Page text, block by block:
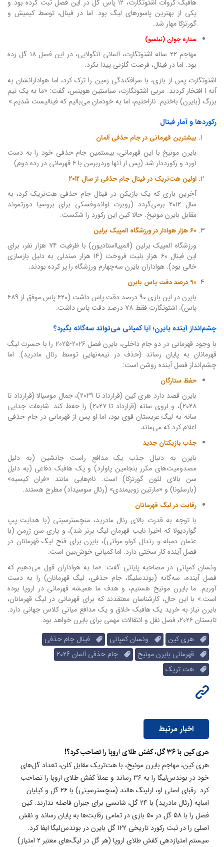
هافبک کروات اشتوتگارت، ۱۲ پاس گل در این فصل ثبت کرده بود و
یکی از بهترین پاسورهای لیگ بود. اما در فینال، توسط کیمیش و
گورتزکا مهار شد.
ستاره جوان (نیلمبو)
مهاجم ۲۲ ساله اشتوتگارت، آلمانی-آنگولایی، در این فصل ۱۸ گل زده
بود. اما در فینال، فرصت گلزنی پیدا نکرد.
اشتوتگارت پس از بازی، با سرافکندگی زمین را ترک کرد، اما هوادارانشان به
آنه ا افتخار کردند. مربی اشتوتگارت، سباستین هوینس، گفت: «ما به یک تیم
بزرگ (بایرن) باختیم. ناراحتیم، اما به خودمان می‌بالیم که فینالیست شدیم.»
رکوردها و آمار فینال
بیشترین قهرمانی در جام حذفی آلمان
بایرن مونیخ با این قهرمانی، بیستمین جام حذفی خود را به دست
آورد و رکورددار شد (پس از آنها وردربرمن با ۶ قهرمانی در رده دوم).
اولین هت‌تریک در فینال جام حذفی از سال ۲۰۱۲
آخرین باری که یک بازیکن در فینال جام حذفی هت‌تریک کرد، به
سال ۲۰۱۲ برمی‌گردد (روبرت لواندوفسکی برای بروسیا دورتموند
مقابل بایرن مونیخ. حالا کین این رکورد را شکست.
۶۰ هزار هوادار در ورزشگاه المپیک برلین
ورزشگاه المپیک برلین (المپیااستادیون) با ظرفیت ۷۴ هزار نفر، برای
این فینال ۶۰ هزار بلیت فروخت (۱۴ هزار صندلی به دلیل بازسازی
خالی بود). هواداران بایرن سه‌چهارم ورزشگاه را پر کرده بودند.
۹۰ درصد دقت پاس بایرن
بایرن در این بازی ۹۰ درصد دقت پاس داشت (۶۲۰ پاس موفق از ۶۸۹
پاس). اشتوتگارت فقط ۷۸ درصد دقت پاس داشت.
چشم‌انداز آینده بایرن؛ آیا کمپانی می‌تواند سه‌گانه بگیرد؟
با وجود قهرمانی در دو جام داخلی، بایرن فصل ۲۰۲۶-۲۰۲۵ را با حسرت لیگ
قهرمانان به پایان رساند (حذف در نیمه‌نهایی توسط رئال مادرید). اما
چشم‌انداز فصل آینده روشن است:
حفظ ستارگان
بایرن قصد دارد هری کین (قرارداد تا ۲۰۲۹)، جمال موسیالا (قرارداد تا
۲۰۲۸)، و لروی سانه (قرارداد تا ۲۰۲۷) را حفظ کند. شایعات جدایی
سانه به لیگ عربستان قوی بود، اما او پس از قهرمانی در جام حذفی
اعلام کرد که می‌ماند.
جذب بازیکنان جدید
بایرن به دنبال جذب یک مدافع راست جانشین (به دلیل
مصدومیت‌های مکرر بنجامین پاوارد) و یک هافبک دفاعی (به دلیل
سن بالای لئون گورتزکا) است. نام‌هایی مانند «فران کیسیه»
(بارسلونا) و «مارتین زوبیمندی» (رئال سوسیداد) مطرح هستند.
رقابت در لیگ قهرمانان
با توجه به قدرت بالای رئال مادرید، منچسترسیتی (با هدایت پپ
گواردیولا که اخیرا نایب قهرمان لیگ برتر شد)، و پاری سن ژرمن (با
عثمان دمبله و رندال کولو موانی)، بایرن برای فتح لیگ قهرمانان در
فصل آینده کار سختی دارد. اما کمپانی خوش‌بین است.
ونسان کمپانی در مصاحبه پایانی گفت: «ما به هواداران قول می‌دهیم که
فصل آینده، سه‌گانه (بوندسلیگا، جام حذفی، لیگ قهرمانان) را به دست
آوریم. ما بایرن مونیخ هستیم، و هدف ما همیشه قهرمانی در اروپا بوده
است.» با این حال، کارشناسان معتقدند که برای قهرمانی در لیگ قهرمانان،
بایرن نیاز به خرید یک هافبک خلاق و یک مدافع میانی کلاس جهانی دارد.
تابستان ۲۰۲۶، فصل نقل و انتقالات مهمی برای بایرن خواهد بود.
هری کین
ونسان کمپانی
فینال جام حذفی
قهرمانی بایرن مونیخ
جام حذفی آلمان 2026
هت تریک
اخبار مرتبط
هری کین با ۳۶ گل، کفش طلای اروپا را تصاحب کرد؟!
هری کین، مهاجم بایرن مونیخ، با هت‌تریک مقابل کلن، تعداد گل‌های
خود در بوندس‌لیگا را به ۳۶ رساند و عملاً کفش طلای اروپا را تصاحب
کرد. رقبای اصلی او، ارلینگ هالند (منچسترسیتی) با ۲۶ گل و کیلیان
امباپه (رئال مادرید) با ۲۴ گل، شانسی برای جبران فاصله ندارند. کین
فصل را با ۵۸ گل در ۵۰ بازی در تمامی رقابت‌ها به پایان رساند و نقش
اصلی را در ثبت رکورد تاریخی ۱۲۲ گل بایرن در بوندس‌لیگا ایفا کرد.
سیستم امتیازدهی کفش طلای اروپا (هر گل در لیگ‌های معتبر ۲ امتیاز)